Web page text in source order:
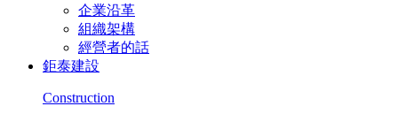
企業沿革
組織架構
經營者的話
鉅泰建設
Construction